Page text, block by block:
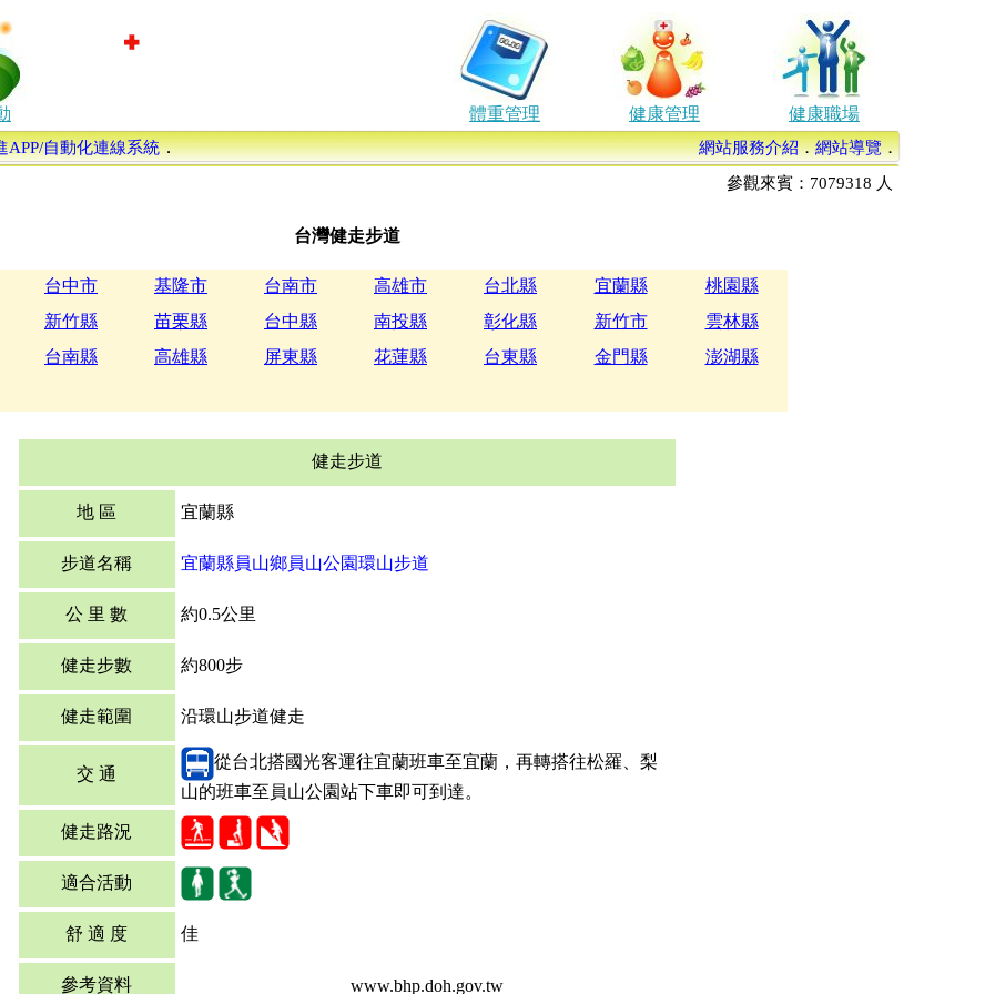
體重管理 健康管理
健康職場
APP/自動化連線系統． 網站服務介紹．網站導覽．
參觀來賓： 7079318 人
台灣健走步道
台中市 基隆市 台南市 高雄市 台北縣 宜蘭縣
桃園縣
新竹縣 苗栗縣 台中縣 南投縣 彰化縣 新竹市
雲林縣
台南縣 高雄縣 屏東縣 花蓮縣 台東縣 金門縣
澎湖縣
健走步道
地 區 宜蘭縣
步道名稱 宜蘭縣員山鄉員山公園環山步道
公 里 數 約0.5公里
健走步數 約800步
健走範圍 沿環山步道健走
交 通
從台北搭國光客運往宜蘭班車至宜蘭，再轉搭往松羅、梨
山的班車至員山公園站下車即可到達。
健走路況
適合活動
舒 適 度 佳
參考資料 www.bhp.doh.gov.tw